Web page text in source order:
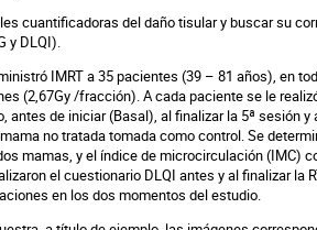
cuantificadoras del daño tisular y buscar su
y DLQI).
IMRT a 35 pacientes (39 – 81 años), en
(2,67Gy /fracción). A cada paciente se le
antes de iniciar (Basal), al finalizar la 5ª sesión y
no tratada tomada como control. Se
mamas, y el índice de microcirculación (IMC)
el cuestionario DLQI antes y al finalizar la
en los dos momentos del estudio.